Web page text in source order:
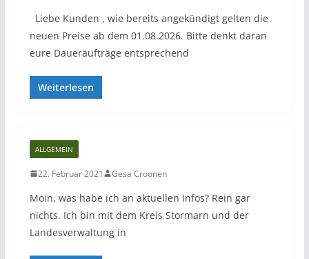
Liebe Kunden , wie bereits angekündigt gelten die
neuen Preise ab dem 01.08.2026. Bitte denkt daran
eure Daueraufträge entsprechend
Weiterlesen
ALLGEMEIN
22. Februar 2021 Gesa Croonen
Moin, was habe ich an aktuellen Infos? Rein gar
nichts. Ich bin mit dem Kreis Stormarn und der
Landesverwaltung in